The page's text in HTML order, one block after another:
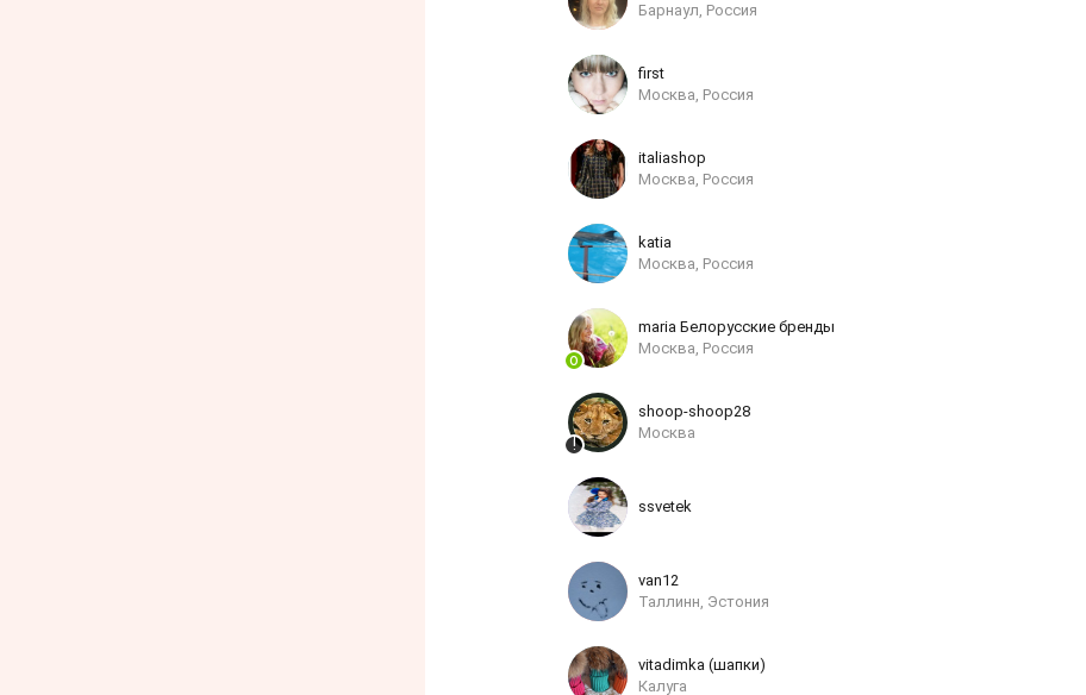
Барнаул, Россия
first
Москва, Россия
italiashop
Москва, Россия
katia
Москва, Россия
maria Белорусские бренды
Москва, Россия
shoop-shoop28
Москва
ssvetek
van12
Таллинн, Эстония
vitadimka (шапки)
Калуга